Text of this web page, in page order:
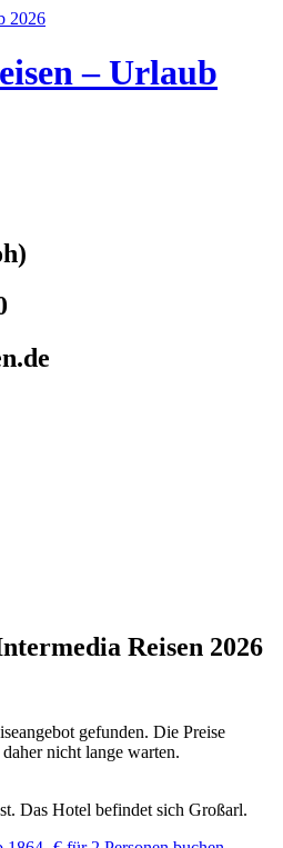
– Urlaub
Reisen 2026
gefunden. Die Preise
nicht lange warten.
Das Hotel befindet sich Großarl.